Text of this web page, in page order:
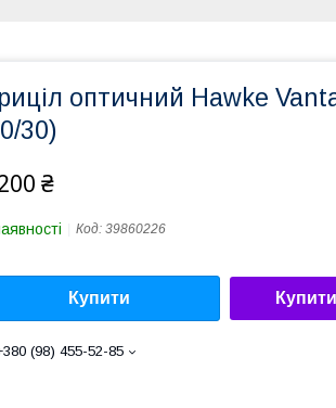
оптичний Hawke
30)
₴
Код: 39860226
Купити
(98) 455-52-85